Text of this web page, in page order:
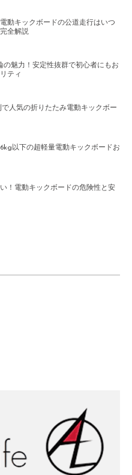
動キックボードの公道走行はいつ
全解説
の魅力！安定性抜群で初心者にもお
ティ
で人気の折りたたみ電動キックボー
以下の超軽量電動キックボードお
！電動キックボードの危険性と安